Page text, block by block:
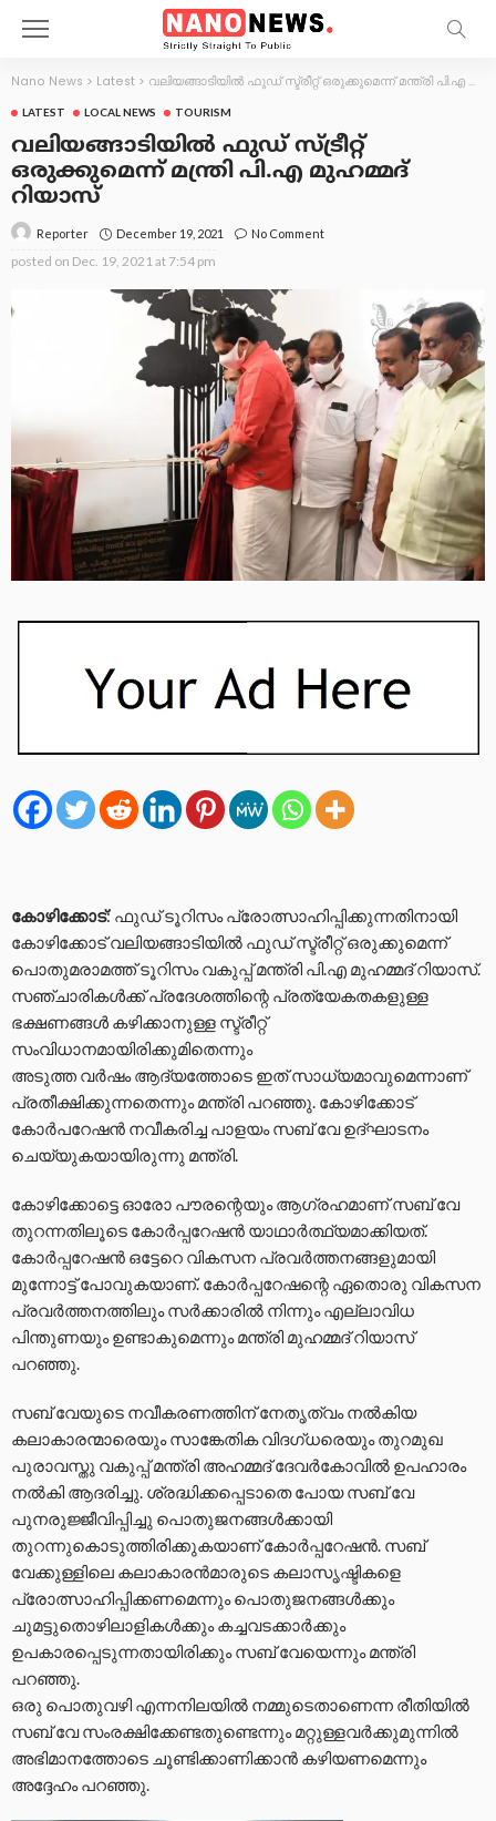
Nano News > Latest > വലിയങ്ങാടിയിൽ ഫുഡ് സ്ട്രീറ്റ് ഒരുക്കുമെന്ന് മന്ത്രി പി.എ മുഹമ്മദ് റിയാസ്
LATEST LOCAL NEWS TOURISM
വലിയങ്ങാടിയിൽ ഫുഡ് സ്ട്രീറ്റ്
ഒരുക്കുമെന്ന് മന്ത്രി പി.എ മുഹമ്മദ്
റിയാസ്
Reporter December 19, 2021 No Comment
posted on Dec. 19, 2021 at 7:54 pm
കോഴിക്കോട്: ഫുഡ് ടൂറിസം പ്രോത്സാഹിപ്പിക്കുന്നതിനായി
കോഴിക്കോട് വലിയങ്ങാടിയിൽ ഫുഡ് സ്ട്രീറ്റ് ഒരുക്കുമെന്ന്
പൊതുമരാമത്ത് ടൂറിസം വകുപ്പ് മന്ത്രി പി.എ മുഹമ്മദ് റിയാസ്.
സഞ്ചാരികൾക്ക് പ്രദേശത്തിന്റെ പ്രത്യേകതകളുള്ള
ഭക്ഷണങ്ങൾ കഴിക്കാനുള്ള സ്ട്രീറ്റ്
സംവിധാനമായിരിക്കുമിതെന്നും
അടുത്ത വർഷം ആദ്യത്തോടെ ഇത് സാധ്യമാവുമെന്നാണ്
പ്രതീക്ഷിക്കുന്നതെന്നും മന്ത്രി പറഞ്ഞു. കോഴിക്കോട്
കോർപറേഷൻ നവീകരിച്ച പാളയം സബ്‌ വേ ഉദ്ഘാടനം
ചെയ്യുകയായിരുന്നു മന്ത്രി.
കോഴിക്കോട്ടെ ഓരോ പൗരന്റെയും ആഗ്രഹമാണ് സബ് വേ
തുറന്നതിലൂടെ കോർപ്പറേഷൻ യാഥാർത്ഥ്യമാക്കിയത്.
കോർപ്പറേഷൻ ഒട്ടേറെ വികസന പ്രവർത്തനങ്ങളുമായി
മുന്നോട്ട് പോവുകയാണ്. കോർപ്പറേഷന്റെ ഏതൊരു വികസന
പ്രവർത്തനത്തിലും സർക്കാരിൽ നിന്നും എല്ലാവിധ
പിന്തുണയും ഉണ്ടാകുമെന്നും മന്ത്രി മുഹമ്മദ് റിയാസ്
പറഞ്ഞു.
സബ് വേയുടെ നവീകരണത്തിന് നേതൃത്വം നൽകിയ
കലാകാരന്മാരെയും സാങ്കേതിക വിദഗ്ധരെയും തുറമുഖ
പുരാവസ്തു വകുപ്പ് മന്ത്രി അഹമ്മദ് ദേവർകോവിൽ ഉപഹാരം
നൽകി ആദരിച്ചു. ശ്രദ്ധിക്കപ്പെടാതെ പോയ സബ് വേ
പുനരുജ്ജീവിപ്പിച്ചു പൊതുജനങ്ങൾക്കായി
തുറന്നുകൊടുത്തിരിക്കുകയാണ് കോർപ്പറേഷൻ. സബ്
വേക്കുള്ളിലെ കലാകാരൻമാരുടെ കലാസൃഷ്ടികളെ
പ്രോത്സാഹിപ്പിക്കണമെന്നും പൊതുജനങ്ങൾക്കും
ചുമട്ടുതൊഴിലാളികൾക്കും കച്ചവടക്കാർക്കും
ഉപകാരപ്പെടുന്നതായിരിക്കും സബ് വേയെന്നും മന്ത്രി
പറഞ്ഞു.
ഒരു പൊതുവഴി എന്നനിലയിൽ നമ്മുടെതാണെന്ന രീതിയിൽ
സബ് വേ സംരക്ഷിക്കേണ്ടതുണ്ടെന്നും മറ്റുള്ളവർക്കുമുന്നിൽ
അഭിമാനത്തോടെ ചൂണ്ടിക്കാണിക്കാൻ കഴിയണമെന്നും
അദ്ദേഹം പറഞ്ഞു.